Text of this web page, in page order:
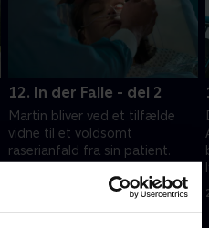
12. In der Falle - del 2
Martin bliver ved et tilfælde
vidne til et voldsomt
raserianfald fra sin patient.
udbruddet pludselig bliver til
25. juni 2014 • 44 min